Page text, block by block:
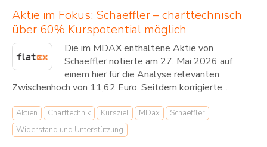
Aktie im Fokus: Schaeffler – charttechnisch
über 60% Kurspotential möglich
Die im MDAX enthaltene Aktie von
Schaeffler notierte am 27. Mai 2026 auf
einem hier für die Analyse relevanten
Zwischenhoch von 11,62 Euro. Seitdem korrigierte...
Aktien Charttechnik Kursziel MDax
Schaeffler
Widerstand und Unterstützung